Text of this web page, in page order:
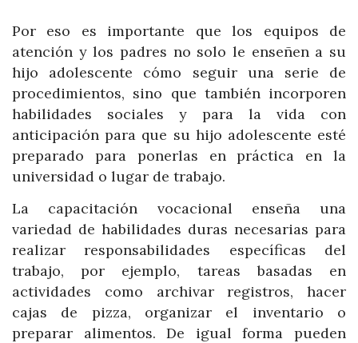
Por eso es importante que los equipos de
atención y los padres no solo le enseñen a su
hijo adolescente cómo seguir una serie de
procedimientos, sino que también incorporen
habilidades sociales y para la vida con
anticipación para que su hijo adolescente esté
preparado para ponerlas en práctica en la
universidad o lugar de trabajo.
La capacitación vocacional enseña una
variedad de habilidades duras necesarias para
realizar responsabilidades específicas del
trabajo, por ejemplo, tareas basadas en
actividades como archivar registros, hacer
cajas de pizza, organizar el inventario o
preparar alimentos. De igual forma pueden